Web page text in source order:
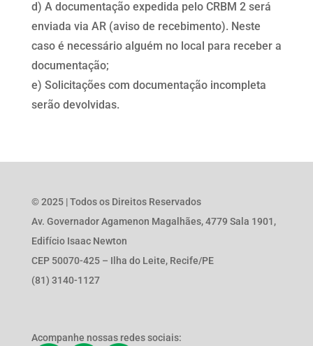
d) A documentação expedida pelo CRBM 2 será
enviada via AR (aviso de recebimento). Neste
caso é necessário alguém no local para receber a
documentação;
e) Solicitações com documentação incompleta
serão devolvidas.
© 2025 | Todos os Direitos Reservados
Av. Governador Agamenon Magalhães, 4779 Sala 1901,
Edifício Isaac Newton
CEP 50070-425 – Ilha do Leite, Recife/PE
(81) 3140-1127
Acompanhe nossas redes sociais: